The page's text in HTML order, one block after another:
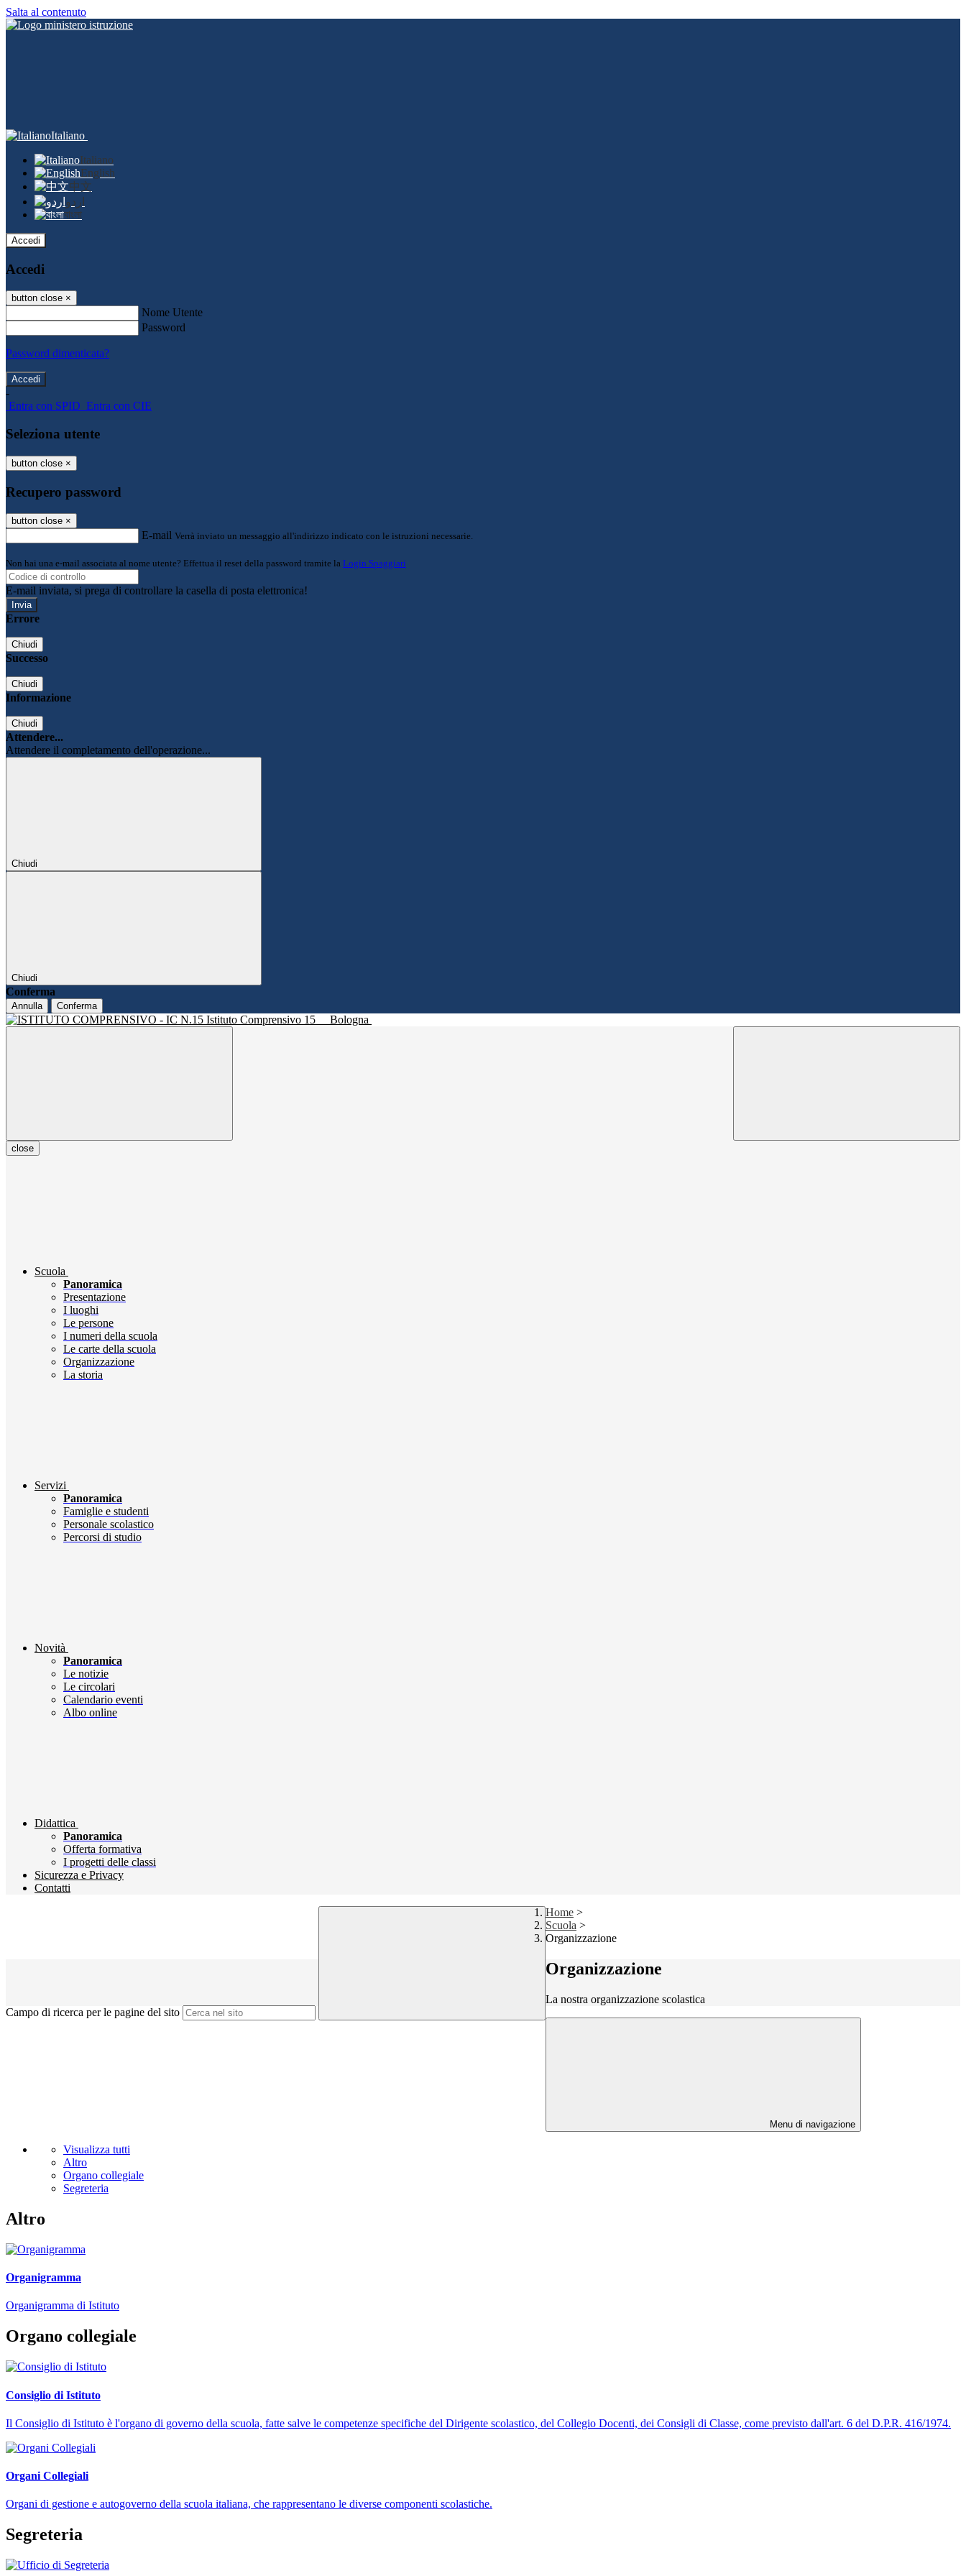
Salta al contenuto
Italiano
Italiano
English
中文
اردو
বাংলা
Accedi
Accedi
button close ×
Nome Utente
Password
Password dimenticata?
-
Entra con SPID Entra con CIE
Seleziona utente
button close ×
Recupero password
button close ×
E-mail Verrà inviato un messaggio all'indirizzo indicato con le istruzioni necessarie.
Non hai una e-mail associata al nome utente? Effettua il reset della password tramite la Login Spaggiari
E-mail inviata, si prega di controllare la casella di posta elettronica!
Errore
Chiudi
Successo
Chiudi
Informazione
Chiudi
Attendere...
Attendere il completamento dell'operazione...
Chiudi
Chiudi
Conferma
Annulla Conferma
Istituto Comprensivo 15 Bologna
close
Scuola
Panoramica
Presentazione
I luoghi
Le persone
I numeri della scuola
Le carte della scuola
Organizzazione
La storia
Servizi
Panoramica
Famiglie e studenti
Personale scolastico
Percorsi di studio
Novità
Panoramica
Le notizie
Le circolari
Calendario eventi
Albo online
Didattica
Panoramica
Offerta formativa
I progetti delle classi
Sicurezza e Privacy
Contatti
Campo di ricerca per le pagine del sito
Home >
Scuola >
Organizzazione
Organizzazione
La nostra organizzazione scolastica
Menu di navigazione
Visualizza tutti
Altro
Organo collegiale
Segreteria
Altro
Organigramma
Organigramma di Istituto
Organo collegiale
Consiglio di Istituto
Il Consiglio di Istituto è l'organo di governo della scuola, fatte salve le competenze specifiche del Dirigente scolastico, del Collegio Docenti, dei Consigli di Classe, come previsto dall'art. 6 del D.P.R. 416/1974.
Organi Collegiali
Organi di gestione e autogoverno della scuola italiana, che rappresentano le diverse componenti scolastiche.
Segreteria